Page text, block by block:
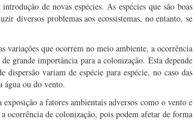
de novas espécies. As espécies que são boas
diversos problemas aos ecossistemas, no entanto, se
variações que ocorrem no meio ambiente, a ocorrência
grande importância para a colonização. Esta depende
variam de espécie para espécie, no caso das
água ou do vento.
a fatores ambientais adversos como o vento e
ocorrência de colonização, pois podem afetar de forma